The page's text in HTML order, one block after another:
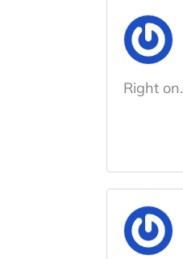
Right on.